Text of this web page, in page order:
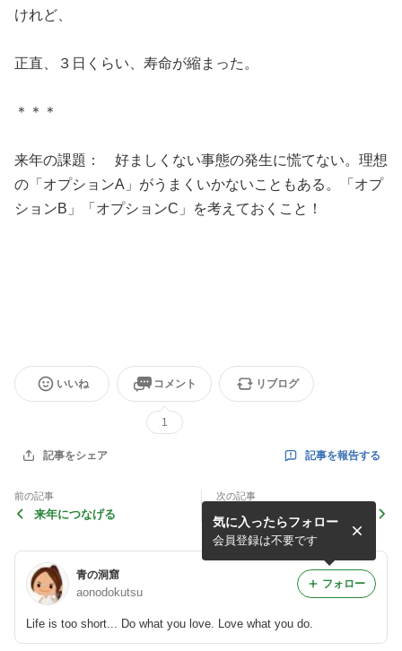
けれど、
正直、３日くらい、寿命が縮まった。
＊＊＊
来年の課題： 好ましくない事態の発生に慌てない。理想
の「オプションA」がうまくいかないこともある。「オプ
ションB」「オプションC」を考えておくこと！
いいね コメント
1
リブログ
記事をシェア 記事を報告する
前の記事
来年につなげる
次の記事
11000キロを歩いた人が
青の洞窟
aonodokutsu
Life is too short... Do what you love. Love what you do.
気に入ったらフォロー
会員登録は不要です
フォロー